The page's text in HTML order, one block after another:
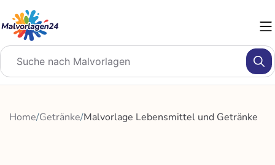
Inhalt
springen
Home/Getränke/Malvorlage Lebensmittel und Getränke